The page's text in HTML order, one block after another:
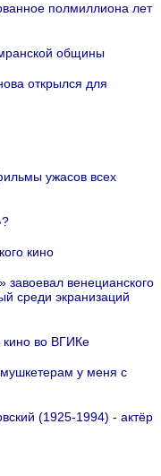
полмиллиона лет
общины
открылся для
ужасов всех
кино
завоевал венецианского
среди экранизаций
кино во ВГИКе
у меня с
(1925-1994) - актёр